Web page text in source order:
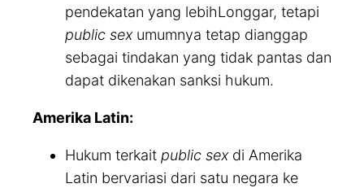
pendekatan yang lebihLonggar, tetapi
public sexumumnya tetap dianggap
sebagai tindakan yang tidak pantas dan
dapat dikenakan sanksi hukum.
Amerika Latin:
Hukum terkait public sexdi Amerika
Latin bervariasi dari satu negara ke